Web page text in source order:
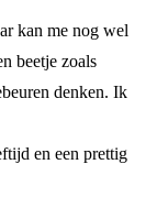
kan me nog wel
beetje zoals
denken. Ik
en een prettig